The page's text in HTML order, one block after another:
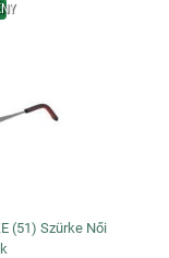
(51) Szürke Női